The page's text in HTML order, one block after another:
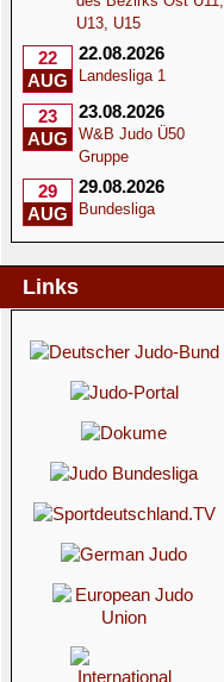
U13, U15
22
AUG
22.08.2026
Landesliga 1
23
AUG
23.08.2026
W&B Judo Ü50
Gruppe
29
AUG
29.08.2026
Bundesliga
Links